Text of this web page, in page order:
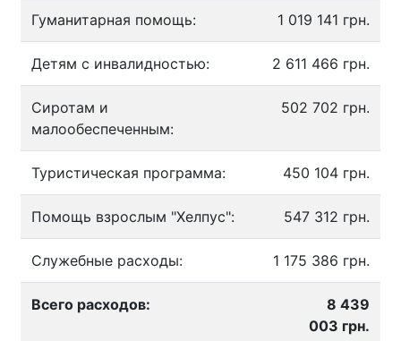
Гуманитарная помощь: 1 019 141 грн.
Детям с инвалидностью: 2 611 466 грн.
Сиротам и
малообеспеченным:
502 702 грн.
Туристическая программа: 450 104 грн.
Помощь взрослым "Хелпус": 547 312 грн.
Служебные расходы: 1 175 386 грн.
Всего расходов:
8 439
003 грн.